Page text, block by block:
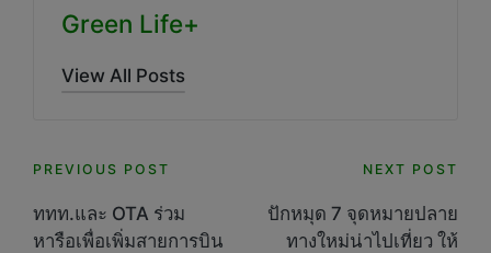
Green Life+
View All Posts
Post
navigation
PREVIOUS POST
ททท.และ OTA ร่วม
หารือเพื่อเพิ่มสายการบิน
NEXT POST
ปักหมุด 7 จุดหมายปลาย
ทางใหม่น่าไปเที่ยว ให้